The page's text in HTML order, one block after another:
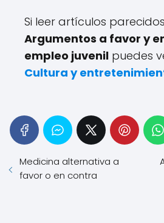
Si leer artículos
Argumentos a favor y
empleo juvenil puedes
Cultura y
Medicina alternativa a
favor o en contra